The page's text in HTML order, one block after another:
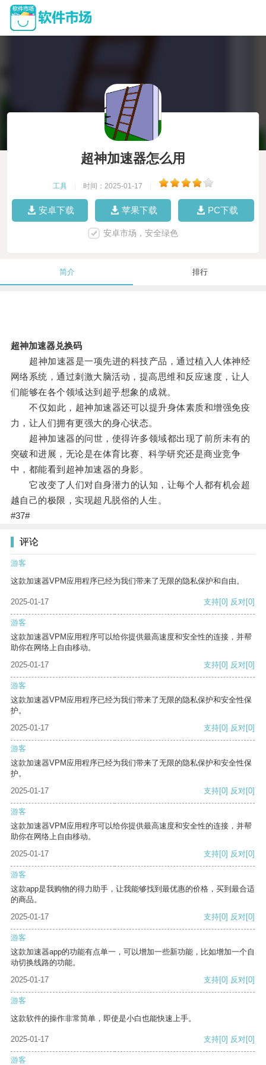
超神加速器怎么用
工具 时间：2025-01-17
安卓下载 苹果下载 PC下载
安卓市场，安全绿色
简介 排行
超神加速器兑换码
超神加速器是一项先进的科技产品，通过植入人体神经
网络系统，通过刺激大脑活动，提高思维和反应速度，让人
们能够在各个领域达到超乎想象的成就。
不仅如此，超神加速器还可以提升身体素质和增强免疫
力，让人们拥有更强大的身心状态。
超神加速器的问世，使得许多领域都出现了前所未有的
突破和进展，无论是在体育比赛、科学研究还是商业竞争
中，都能看到超神加速器的身影。
它改变了人们对自身潜力的认知，让每个人都有机会超
越自己的极限，实现超凡脱俗的人生。
#37#
评论
游客
这款加速器VPM应用程序已经为我们带来了无限的隐私保护和自由。
2025-01-17 支持[0] 反对[0]
游客
这款加速器VPM应用程序可以给你提供最高速度和安全性的连接，并帮
助你在网络上自由移动。
2025-01-17
支持[0] 反对[0]
游客
这款加速器VPM应用程序已经为我们带来了无限的隐私保护和安全性保
护。
2025-01-17
支持[0] 反对[0]
游客
这款加速器VPM应用程序已经为我们带来了无限的隐私保护和安全性保
护。
2025-01-17
支持[0] 反对[0]
游客
这款加速器VPM应用程序可以给你提供最高速度和安全性的连接，并帮
助你在网络上自由移动。
2025-01-17
支持[0] 反对[0]
游客
这款app是我购物的得力助手，让我能够找到最优惠的价格，买到最合适
的商品。
2025-01-17
支持[0] 反对[0]
游客
这款加速器app的功能有点单一，可以增加一些新功能，比如增加一个自
动切换线路的功能。
2025-01-17
支持[0] 反对[0]
游客
这款软件的操作非常简单，即使是小白也能快速上手。
2025-01-17 支持[0] 反对[0]
游客